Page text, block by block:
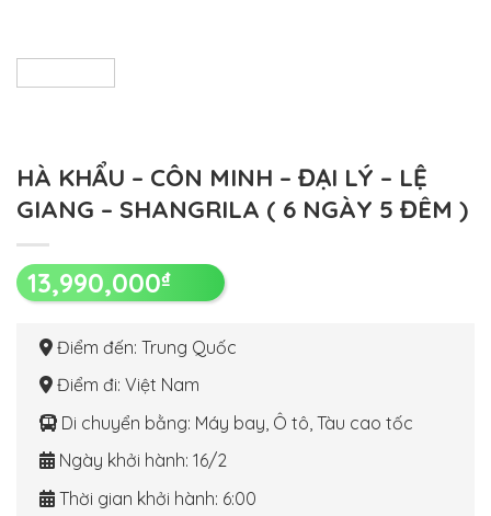
HÀ KHẨU – CÔN MINH – ĐẠI LÝ – LỆ
GIANG – SHANGRILA ( 6 NGÀY 5 ĐÊM )
13,990,000₫
Điểm đến: Trung Quốc
Điểm đi: Việt Nam
Di chuyển bằng: Máy bay, Ô tô, Tàu cao tốc
Ngày khởi hành: 16/2
Thời gian khởi hành: 6:00